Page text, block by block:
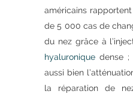
américains
de 5 000 cas de
du nez grâce à
hyaluronique dense ;
aussi bien
la réparation de